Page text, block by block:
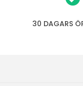
30 DAGARS